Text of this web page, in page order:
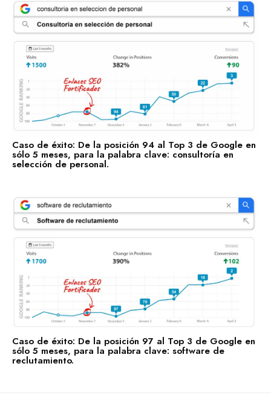
Caso de éxito: De la posición 94 al Top 3 de Google en
sólo 5 meses, para la palabra clave: consultoría en
selección de personal.
Caso de éxito: De la posición 97 al Top 3 de Google en
sólo 5 meses, para la palabra clave: software de
reclutamiento.